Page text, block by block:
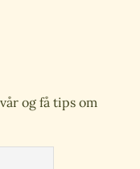
og få tips om